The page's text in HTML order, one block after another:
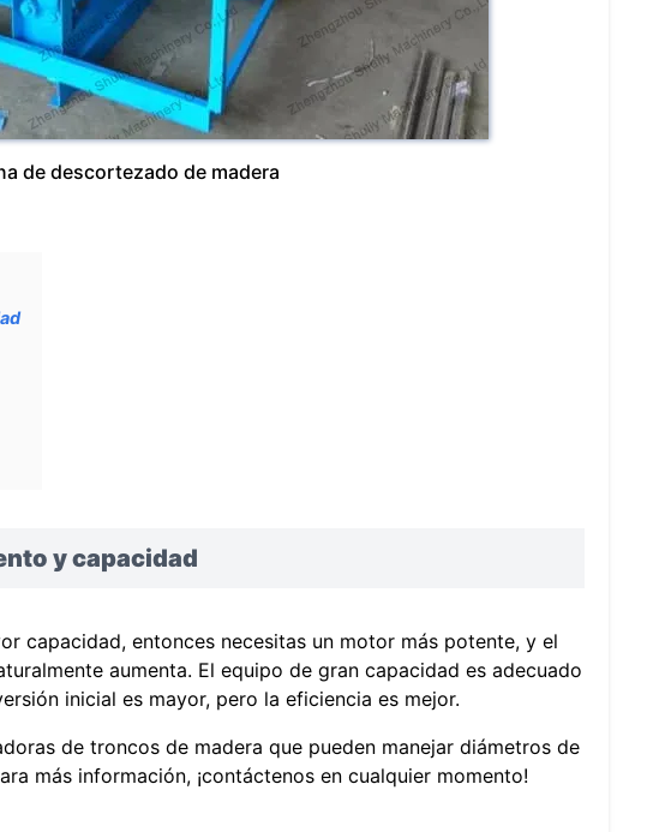
de descortezado de madera
y capacidad
capacidad, entonces necesitas un motor más potente, y el
aumenta. El equipo de gran capacidad es adecuado
inicial es mayor, pero la eficiencia es mejor.
de troncos de madera que pueden manejar diámetros de
más información, ¡contáctenos en cualquier momento!